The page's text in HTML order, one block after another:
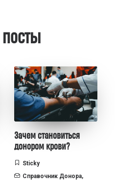
Зачем становиться
донором крови?
Sticky
Справочник Донора,